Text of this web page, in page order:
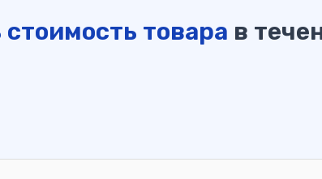
стоимость товара в